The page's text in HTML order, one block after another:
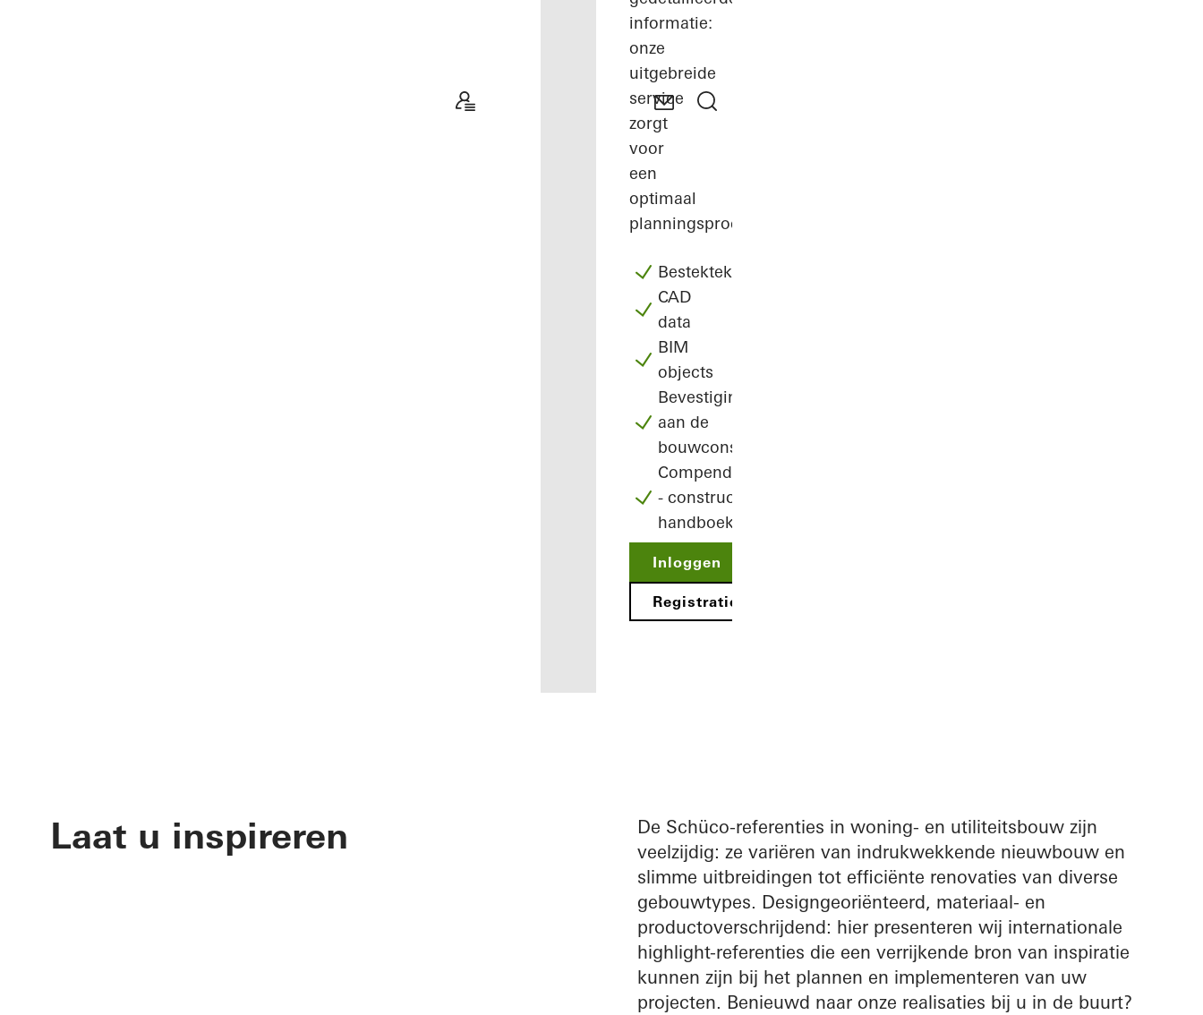
architect
Ontdek
Mijn
Werkplek
informatie:
onze
uitgebreide
service
zorgt
voor
een
optimaal
planningsproces.
Bestekteksten
CAD
data
BIM
objects
Bevestigingen
aan de
bouwconstructie
Compendium
- constructie
handboek
Inloggen
Registratie
Laat u inspireren
De Schüco-referenties in woning- en utiliteitsbouw zijn
veelzijdig: ze variëren van indrukwekkende nieuwbouw en
slimme uitbreidingen tot efficiënte renovaties van diverse
gebouwtypes. Designgeoriënteerd, materiaal- en
productoverschrijdend: hier presenteren wij internationale
highlight-referenties die een verrijkende bron van inspiratie
kunnen zijn bij het plannen en implementeren van uw
projecten. Benieuwd naar onze realisaties bij u in de buurt?